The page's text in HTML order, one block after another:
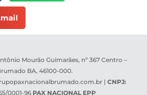
Mourão Guimarães, nº 367 Centro –
BA, 46100-000.
| CNPJ:
0001-96 PAX NACIONAL EPP